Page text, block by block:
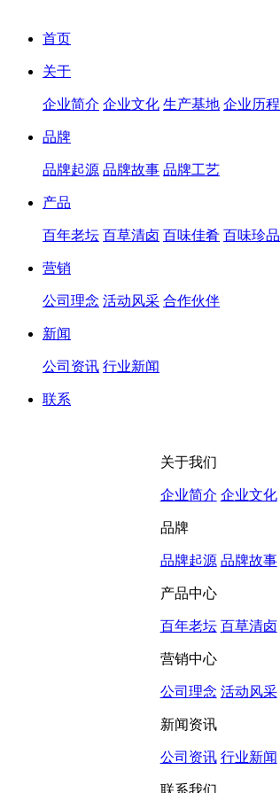
首页
关于
企业简介 企业文化 生产基地 企业历程
品牌
品牌起源 品牌故事 品牌工艺
产品
百年老坛 百草清卤 百味佳肴 百味珍品
营销
公司理念 活动风采 合作伙伴
新闻
公司资讯 行业新闻
联系
关于我们
企业简介 企业文化
品牌
品牌起源 品牌故事
产品中心
百年老坛 百草清卤
营销中心
公司理念 活动风采
新闻资讯
公司资讯 行业新闻
联系我们